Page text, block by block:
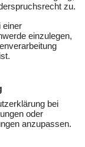
zu.
einer
einzulegen,
bei
oder
anzupassen.